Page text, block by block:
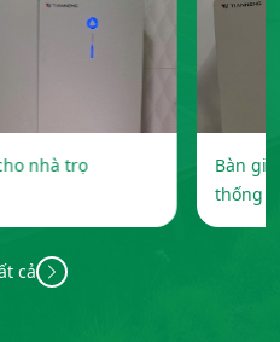
nhà trọ
Bàn
thống
1...
cả